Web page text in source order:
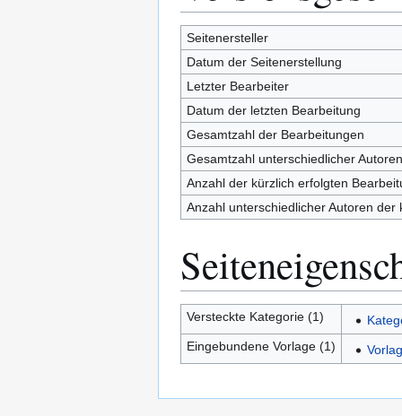
Seitenersteller
Datum der Seitenerstellung
Letzter Bearbeiter
Datum der letzten Bearbeitung
Gesamtzahl der Bearbeitungen
Gesamtzahl unterschiedlicher Autoren
Anzahl der kürzlich erfolgten
Anzahl unterschiedlicher Autoren
Versteckte Kategorie (1)
Eingebundene Vorlage (1)